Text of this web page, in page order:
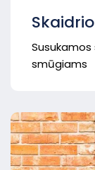
smūgiams